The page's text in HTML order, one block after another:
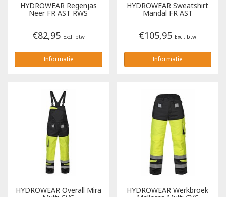
HYDROWEARRegenjas
Neer FR AST RWS
€82,95 Excl. btw
Informatie
HYDROWEAR Sweatshirt
Mandal FR AST
€105,95 Excl. btw
Informatie
HYDROWEAR Overall Mira HYDROWEAR Werkbroek